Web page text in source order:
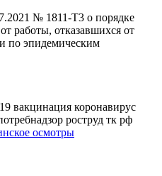
№ 1811-Т3 о порядке
работы, отказавшихся от
по эпидемическим
вакцинация коронавирус
роструд тк рф
осмотры